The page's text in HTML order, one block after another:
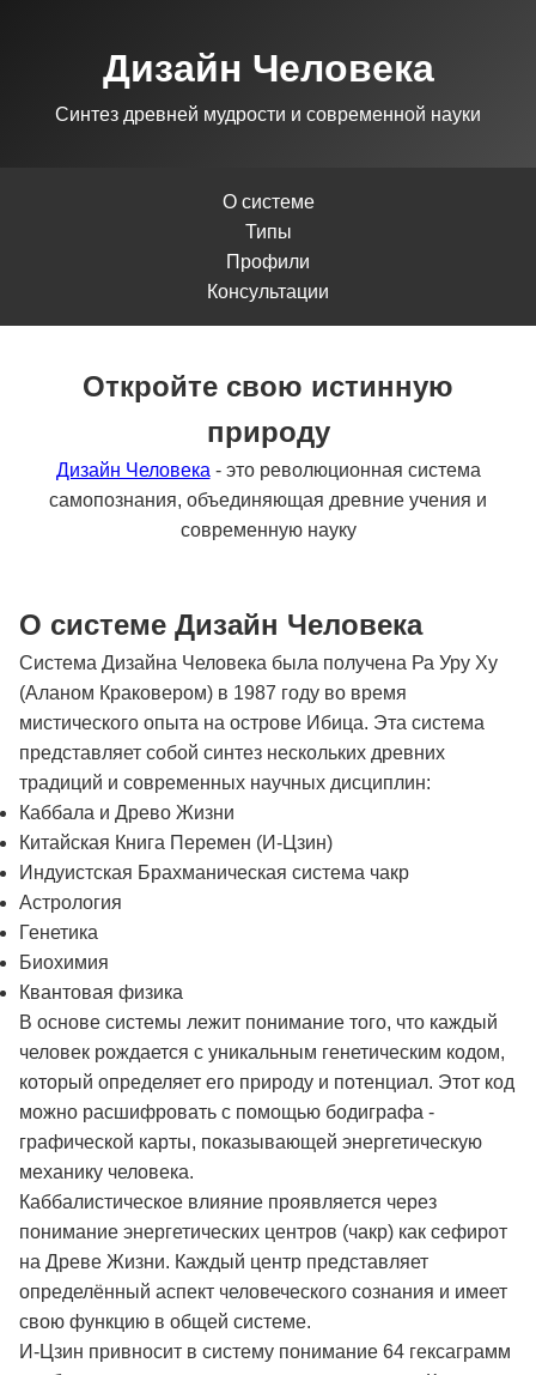
Дизайн Человека
Синтез древней мудрости и современной науки
О системе
Типы
Профили
Консультации
Откройте свою истинную
природу
Дизайн Человека - это революционная система
самопознания, объединяющая древние учения и
современную науку
О системе Дизайн Человека
Система Дизайна Человека была получена Ра Уру Ху
(Аланом Краковером) в 1987 году во время
мистического опыта на острове Ибица. Эта система
представляет собой синтез нескольких древних
традиций и современных научных дисциплин:
Каббала и Древо Жизни
Китайская Книга Перемен (И-Цзин)
Индуистская Брахманическая система чакр
Астрология
Генетика
Биохимия
Квантовая физика
В основе системы лежит понимание того, что каждый
человек рождается с уникальным генетическим кодом,
который определяет его природу и потенциал. Этот код
можно расшифровать с помощью бодиграфа -
графической карты, показывающей энергетическую
механику человека.
Каббалистическое влияние проявляется через
понимание энергетических центров (чакр) как сефирот
на Древе Жизни. Каждый центр представляет
определённый аспект человеческого сознания и имеет
свою функцию в общей системе.
И-Цзин привносит в систему понимание 64 гексаграмм